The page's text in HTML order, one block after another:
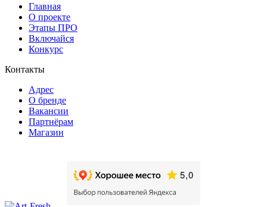
Главная
О проекте
Этапы ПРО
Включайся
Конкурс
Контакты
Адрес
О бренде
Вакансии
Партнёрам
Магазин